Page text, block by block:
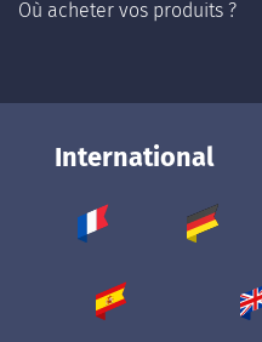
Où acheter vos produits ?
International